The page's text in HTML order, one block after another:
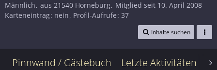
Männlich aus 21540 Horneburg Mitglied seit 10. April 2008
Karteneintrag nein Profil-Aufrufe 37
Inhalte suchen
Pinnwand / Gästebuch Letzte Aktivitäten